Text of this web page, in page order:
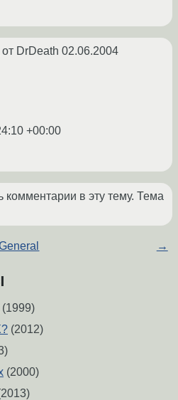
от DrDeath 02.06.2004
+00:00
в эту тему. Тема
→
(1999)
(2012)
(2000)